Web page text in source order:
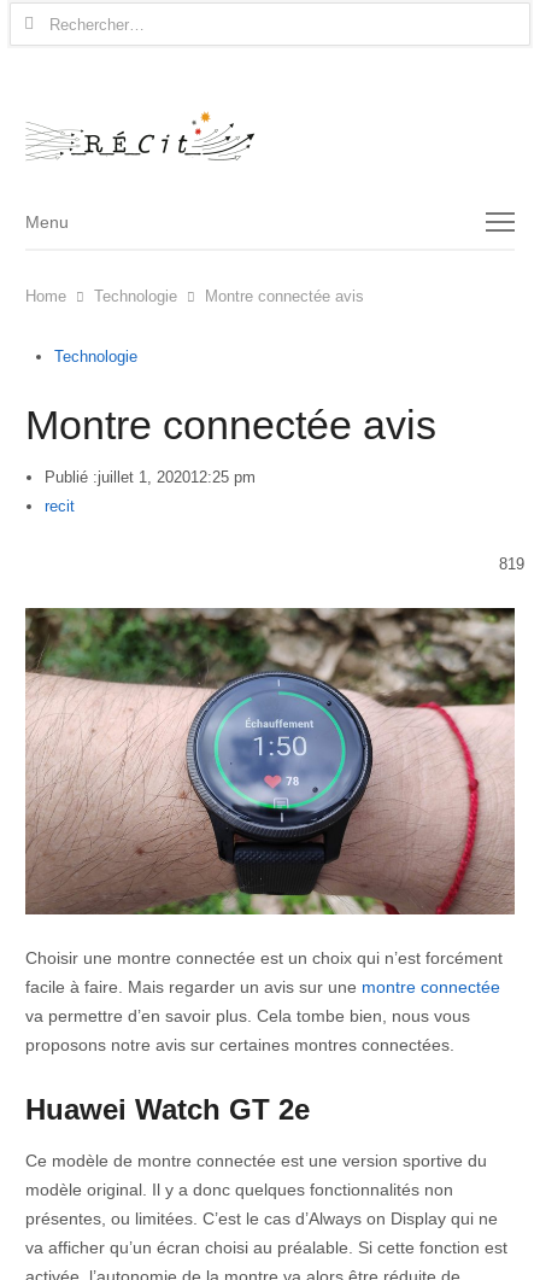
Rechercher :
Menu
Menu
Home Technologie Montre connectée avis
Technologie
Montre connectée avis
Publié :juillet 1, 202012:25 pm
Author
recit
819
Choisir une montre connectée est un choix qui n’est forcément
facile à faire. Mais regarder un avis sur une montre connectée
va permettre d’en savoir plus. Cela tombe bien, nous vous
proposons notre avis sur certaines montres connectées.
Huawei Watch GT 2e
Ce modèle de montre connectée est une version sportive du
modèle original. Il y a donc quelques fonctionnalités non
présentes, ou limitées. C’est le cas d’Always on Display qui ne
va afficher qu’un écran choisi au préalable. Si cette fonction est